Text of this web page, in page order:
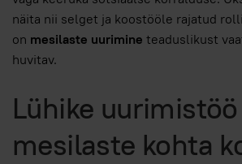
näita nii selget ja koostööle rajatud
on mesilaste uurimine teaduslikust
huvitav.
Lühike uurimistöö
mesilaste kohta